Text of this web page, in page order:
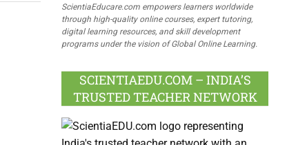
ScientiaEducare.com empowers learners worldwide
through high-quality online courses, expert tutoring,
digital learning resources, and skill development
programs under the vision of Global Online Learning.
SCIENTIAEDU.COM – INDIA’S
TRUSTED TEACHER NETWORK